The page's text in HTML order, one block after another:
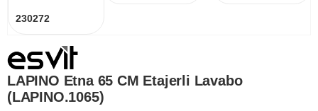
230272
LAPINO Etna 65 CM Etajerli Lavabo
(LAPINO.1065)